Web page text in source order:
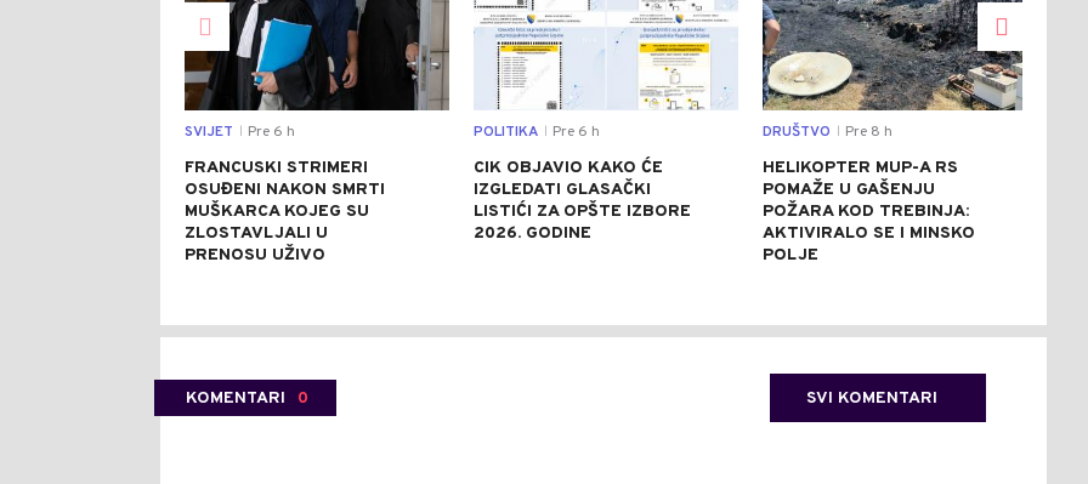
SVIJET Pre 6 h
FRANCUSKI STRIMERI
OSUĐENI NAKON SMRTI
MUŠKARCA KOJEG SU
ZLOSTAVLJALI U
PRENOSU UŽIVO
POLITIKA Pre 6 h
CIK OBJAVIO KAKO ĆE
IZGLEDATI GLASAČKI
LISTIĆI ZA OPŠTE IZBORE
2026. GODINE
DRUŠTVO Pre 8 h
HELIKOPTER MUP-A RS
POMAŽE U GAŠENJU
POŽARA KOD TREBINJA:
AKTIVIRALO SE I MINSKO
POLJE
KOMENTARI 0 SVI KOMENTARI